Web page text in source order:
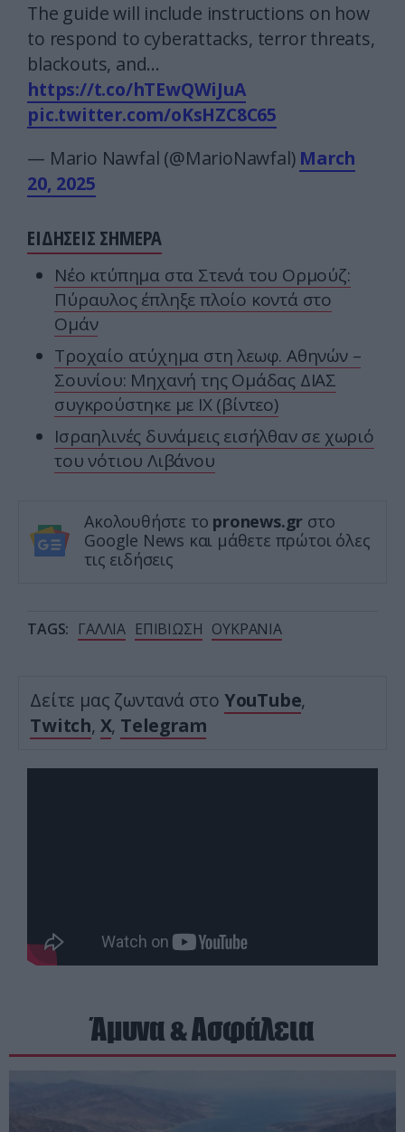
The guide will include instructions on how
to respond to cyberattacks, terror threats,
blackouts, and…
https://t.co/hTEwQWiJuA
pic.twitter.com/oKsHZC8C65
— Mario Nawfal (@MarioNawfal) March
20, 2025
ΕΙΔΗΣΕΙΣ ΣΗΜΕΡΑ
Νέο κτύπημα στα Στενά του Ορμούζ:
Πύραυλος έπληξε πλοίο κοντά στο
Ομάν
Τροχαίο ατύχημα στη λεωφ. Αθηνών –
Σουνίου: Μηχανή της Ομάδας ΔΙΑΣ
συγκρούστηκε με ΙΧ (βίντεο)
Ισραηλινές δυνάμεις εισήλθαν σε χωριό
του νότιου Λιβάνου
Ακολουθήστε το pronews.gr στο
Google News και μάθετε πρώτοι όλες
τις ειδήσεις
TAGS: ΓΑΛΛΙΑ ΕΠΙΒΙΩΣΗ ΟΥΚΡΑΝΙΑ
Δείτε μας ζωντανά στο YouTube,
Twitch, X, Telegram
Άμυνα & Ασφάλεια